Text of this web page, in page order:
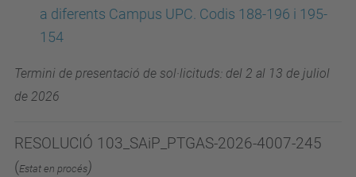
a diferents Campus UPC. Codis 188-196 i 195-
154
Termini de presentació de sol·licituds: del 2 al 13 de juliol
de 2026
RESOLUCIÓ 103_SAiP_PTGAS-2026-4007-245
(Estat en procés)